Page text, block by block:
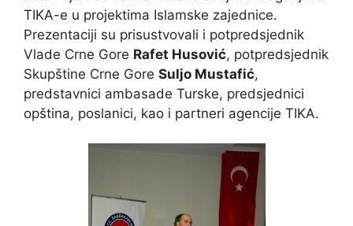
TIKA-e u projektima Islamske zajednice.
Prezentaciji su prisustvovali i potpredsjednik
Vlade Crne Gore Rafet Husović, potpredsjednik
Skupštine Crne Gore Suljo Mustafić,
predstavnici ambasade Turske, predsjednici
opština, poslanici, kao i partneri agencije TIKA.